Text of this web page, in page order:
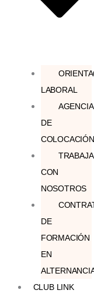
LABORAL
AGENCIA
DE
COLOCACIÓN
TRABAJA
CON
NOSOTROS
DE
FORMACIÓN
EN
CLUB LINK